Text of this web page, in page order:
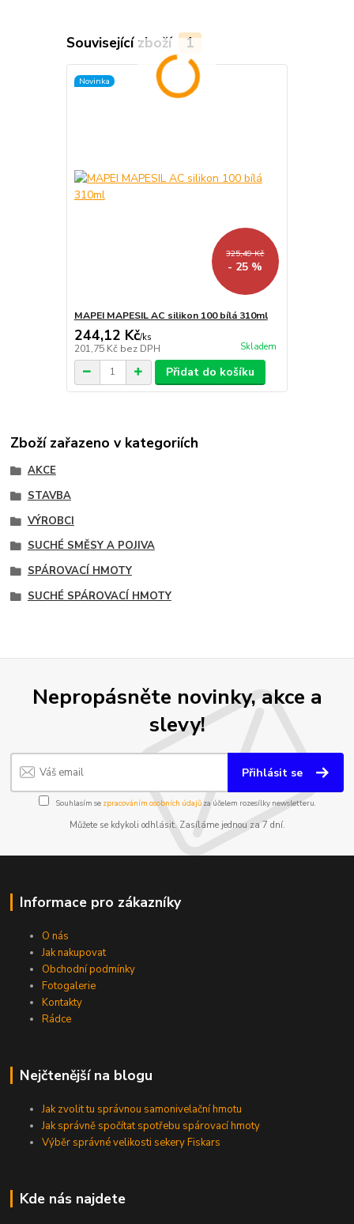
Související zboží 1
Novinka
325,49 Kč
- 25 %
MAPEI MAPESIL AC silikon 100 bílá 310ml
244,12 Kč/ks
201,75 Kč bez DPH Skladem
Přidat do košíku
Zboží zařazeno v kategoriích
AKCE
STAVBA
VÝROBCI
SUCHÉ SMĚSY A POJIVA
SPÁROVACÍ HMOTY
SUCHÉ SPÁROVACÍ HMOTY
Nepropásněte novinky, akce a
slevy!
Přihlásit se
Souhlasím se zpracováním osobních údajůza účelem rozesílky newsletteru.
Můžete se kdykoli odhlásit. Zasíláme jednou za 7 dní.
Informace pro zákazníky
O nás
Jak nakupovat
Obchodní podmínky
Fotogalerie
Kontakty
Rádce
Nejčtenější na blogu
Jak zvolit tu správnou samonivelační hmotu
Jak správně spočítat spotřebu spárovací hmoty
Výběr správné velikosti sekery Fiskars
Kde nás najdete